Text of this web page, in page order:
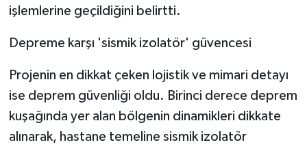
işlemlerine geçildiğini belirtti.
Depreme karşı 'sismik izolatör' güvencesi
Projenin en dikkat çeken lojistik ve mimari detayı
ise deprem güvenliği oldu. Birinci derece deprem
kuşağında yer alan bölgenin dinamikleri dikkate
alınarak, hastane temeline sismik izolatör
Turizm
ÜLKE GÜNDEMİ